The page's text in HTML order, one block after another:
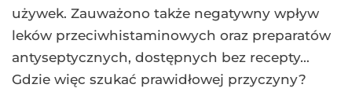
używek. Zauważono także negatywny wpływ
leków przeciwhistaminowych oraz preparatów
antyseptycznych, dostępnych bez recepty…
Gdzie więc szukać prawidłowej przyczyny?